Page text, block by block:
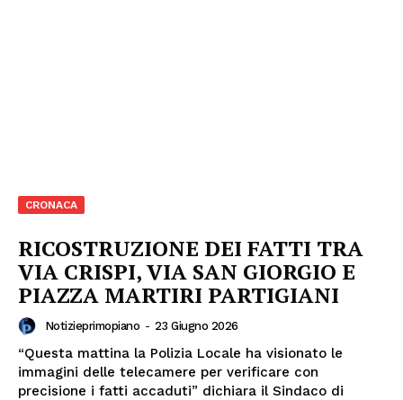
CRONACA
RICOSTRUZIONE DEI FATTI TRA
VIA CRISPI, VIA SAN GIORGIO E
PIAZZA MARTIRI PARTIGIANI
Notizieprimopiano - 23 Giugno 2026
“Questa mattina la Polizia Locale ha visionato le
immagini delle telecamere per verificare con
precisione i fatti accaduti” dichiara il Sindaco di